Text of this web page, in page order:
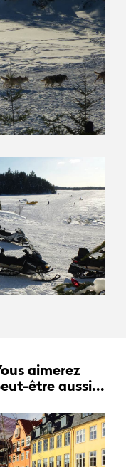
aimerez
être aussi...